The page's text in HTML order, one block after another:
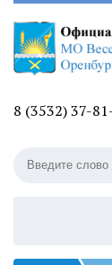
8 (3532) 37-